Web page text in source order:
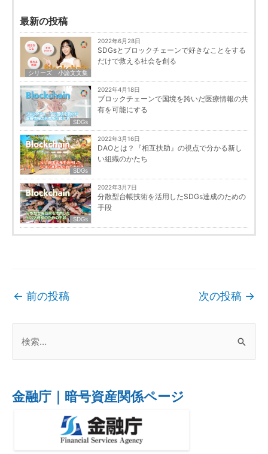
最新の投稿
シリーズ 小論文文集
2022年6月28日
SDGsとブロックチェーンで好きなことをする
だけで救える社会を創る
SDGs
2022年4月18日
ブロックチェーンで国境を跨いだ医療情報の共
有を可能にする
SDGs
2022年3月16日
DAOとは？『相互扶助』の視点で分かる新し
い組織のかたち
SDGs
2022年3月7日
分散型台帳技術を活用したSDGs達成のための
手段
← 前の投稿 次の投稿 →
金融庁｜暗号資産関係ページ